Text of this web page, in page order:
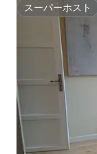
スーパーホスト
スーパーホスト